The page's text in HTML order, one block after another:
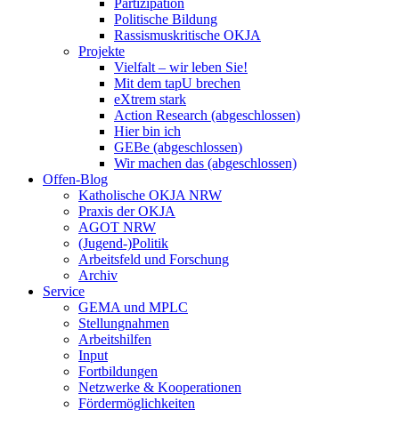
Partizipation
Politische Bildung
Rassismuskritische OKJA
Projekte
Vielfalt – wir leben Sie!
Mit dem tapU brechen
eXtrem stark
Action Research (abgeschlossen)
Hier bin ich
GEBe (abgeschlossen)
Wir machen das (abgeschlossen)
Offen-Blog
Katholische OKJA NRW
Praxis der OKJA
AGOT NRW
(Jugend-)Politik
Arbeitsfeld und Forschung
Archiv
Service
GEMA und MPLC
Stellungnahmen
Arbeitshilfen
Input
Fortbildungen
Netzwerke & Kooperationen
Fördermöglichkeiten